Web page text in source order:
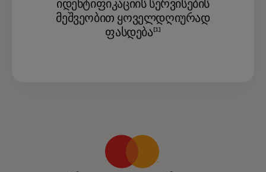
იდენტიფიკაციის სერვისების
მეშვეობით ყოველდღიურად
ფასდება [1]